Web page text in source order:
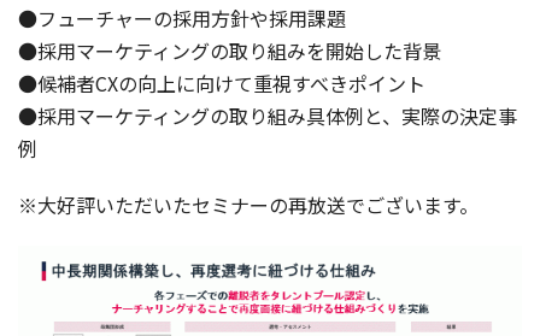
●フューチャーの採用方針や採用課題
●採用マーケティングの取り組みを開始した背景
●候補者CXの向上に向けて重視すべきポイント
●採用マーケティングの取り組み具体例と、実際の決定事
例
※大好評いただいたセミナーの再放送でございます。